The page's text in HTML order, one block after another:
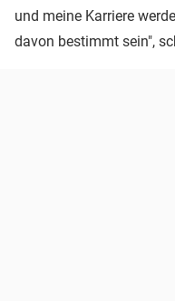
und meine Karriere
davon bestimmt sein",